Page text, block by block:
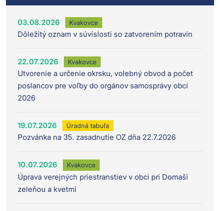
03.08.2026 Kvakovce
Dôležitý oznam v súvislosti so zatvorením potravín
22.07.2026 Kvakovce
Utvorenie a určenie okrsku, volebný obvod a počet
poslancov pre voľby do orgánov samosprávy obcí
2026
19.07.2026 Úradná tabuľa
Pozvánka na 35. zasadnutie OZ dňa 22.7.2026
10.07.2026 Kvakovce
Úprava verejných priestranstiev v obci pri Domaši
zeleňou a kvetmi